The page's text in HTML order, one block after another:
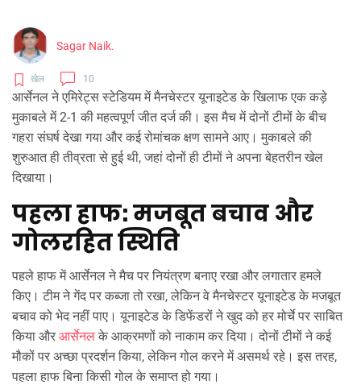
Sagar Naik.
खेल 10
आर्सेनल ने एमिरेट्स स्टेडियम में मैनचेस्टर यूनाइटेड के खिलाफ एक कड़े
मुकाबले में 2-1 की महत्वपूर्ण जीत दर्ज की। इस मैच में दोनों टीमों के बीच
गहरा संघर्ष देखा गया और कई रोमांचक क्षण सामने आए। मुकाबले की
शुरुआत ही तीव्रता से हुई थी, जहां दोनों ही टीमों ने अपना बेहतरीन खेल
दिखाया।
पहला हाफ: मजबूत बचाव और
गोलरहित स्थिति
पहले हाफ में आर्सेनल ने मैच पर नियंत्रण बनाए रखा और लगातार हमले
किए। टीम ने गेंद पर कब्जा तो रखा, लेकिन वे मैनचेस्टर यूनाइटेड के मजबूत
बचाव को भेद नहीं पाए। यूनाइटेड के डिफेंडरों ने खुद को हर मोर्चे पर साबित
किया और आर्सेनल के आक्रमणों को नाकाम कर दिया। दोनों टीमों ने कई
मौकों पर अच्छा प्रदर्शन किया, लेकिन गोल करने में असमर्थ रहे। इस तरह,
पहला हाफ बिना किसी गोल के समाप्त हो गया।